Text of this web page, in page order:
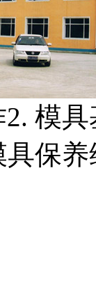
模
具保